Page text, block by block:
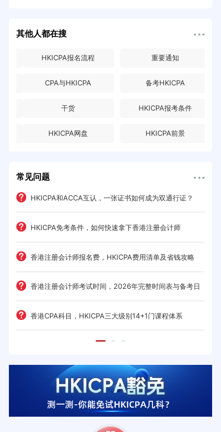
其他人都在搜
HKICPA报名流程 重要通知
CPA与HKICPA 备考HKICPA
干货 HKICPA报考条件
HKICPA网盘 HKICPA前景
常见问题
HKICPA和ACCA互认，一张证书如何成为双通行证？
HKICPA免考条件，如何快速拿下香港注册会计师
香港注册会计师报名费，HKICPA费用清单及省钱攻略
香港注册会计师考试时间，2026年完整时间表与备考日
历 香港CPA科目，HKICPA三大级别14+1门课程体系